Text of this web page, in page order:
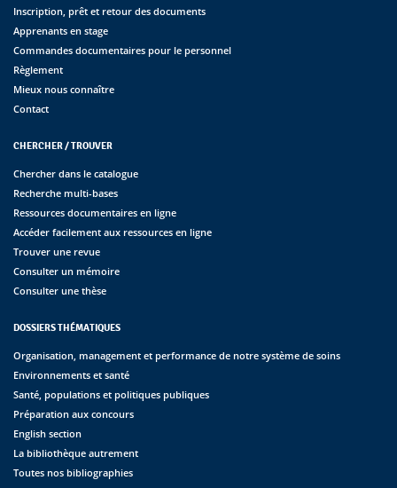
Inscription, prêt et retour des documents
Apprenants en stage
Commandes documentaires pour le personnel
Règlement
Mieux nous connaître
Contact
CHERCHER / TROUVER
Chercher dans le catalogue
Recherche multi-bases
Ressources documentaires en ligne
Accéder facilement aux ressources en ligne
Trouver une revue
Consulter un mémoire
Consulter une thèse
DOSSIERS THÉMATIQUES
Organisation, management et performance de notre système de soins
Environnements et santé
Santé, populations et politiques publiques
Préparation aux concours
English section
La bibliothèque autrement
Toutes nos bibliographies